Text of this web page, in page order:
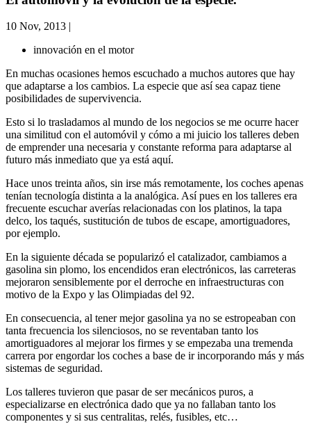
10 Nov, 2013 |
innovación en el motor
En muchas ocasiones hemos escuchado a muchos autores que hay
que adaptarse a los cambios. La especie que así sea capaz tiene
posibilidades de supervivencia.
Esto si lo trasladamos al mundo de los negocios se me ocurre hacer
una similitud con el automóvil y cómo a mi juicio los talleres deben
de emprender una necesaria y constante reforma para adaptarse al
futuro más inmediato que ya está aquí.
Hace unos treinta años, sin irse más remotamente, los coches apenas
tenían tecnología distinta a la analógica. Así pues en los talleres era
frecuente escuchar averías relacionadas con los platinos, la tapa
delco, los taqués, sustitución de tubos de escape, amortiguadores,
por ejemplo.
En la siguiente década se popularizó el catalizador, cambiamos a
gasolina sin plomo, los encendidos eran electrónicos, las carreteras
mejoraron sensiblemente por el derroche en infraestructuras con
motivo de la Expo y las Olimpiadas del 92.
En consecuencia, al tener mejor gasolina ya no se estropeaban con
tanta frecuencia los silenciosos, no se reventaban tanto los
amortiguadores al mejorar los firmes y se empezaba una tremenda
carrera por engordar los coches a base de ir incorporando más y más
sistemas de seguridad.
Los talleres tuvieron que pasar de ser mecánicos puros, a
especializarse en electrónica dado que ya no fallaban tanto los
componentes y si sus centralitas, relés, fusibles, etc…